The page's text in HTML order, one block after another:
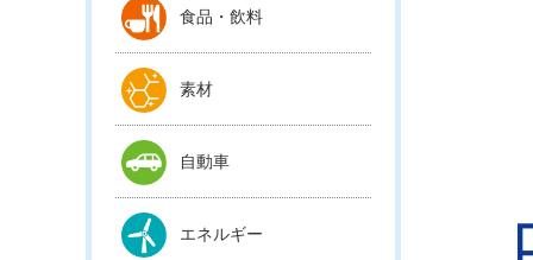
食品・飲料
素材
自動車
エネルギー